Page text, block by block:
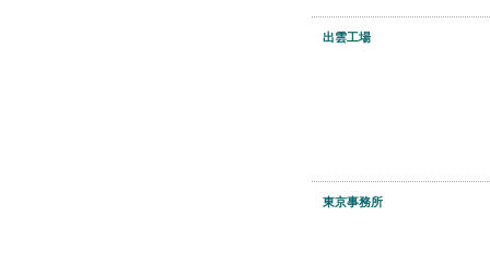
出雲工場
東京事務所